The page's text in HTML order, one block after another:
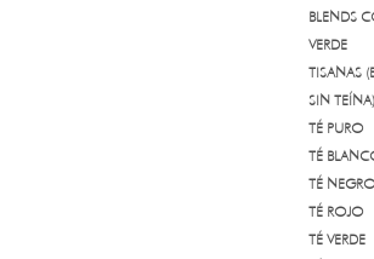
BLENDS
VERDE
TISANAS
SIN TEÍNA)
TÉ PURO
TÉ
TÉ NEGRO
TÉ ROJO
TÉ VERDE